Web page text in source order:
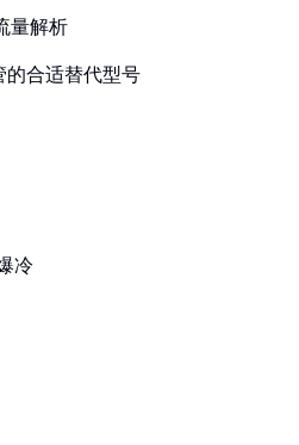
量解析
的合适替代型号
冷